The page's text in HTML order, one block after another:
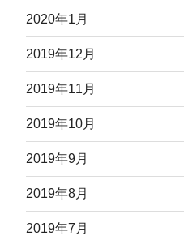
2020年1月
2019年12月
2019年11月
2019年10月
2019年9月
2019年8月
2019年7月